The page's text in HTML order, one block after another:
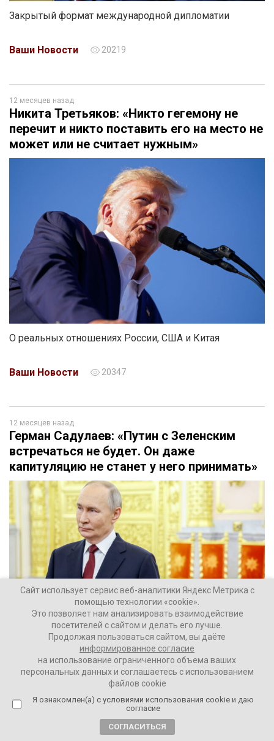
Закрытый формат международной дипломатии
Ваши Новости 20219
12 месяцев назад
Никита Третьяков: «Никто гегемону не
перечит и никто поставить его на место не
может или не считает нужным»
О реальных отношениях России, США и Китая
Ваши Новости 20347
12 месяцев назад
Герман Садулаев: «Путин с Зеленским
встречаться не будет. Он даже
капитуляцию не станет у него принимать»
Вероятность завершения украинского конфликта
Ваши Новости
Сайт использует сервис веб-аналитики Яндекс Метрика с
помощью технологии «cookie».
Это позволяет нам анализировать взаимодействие
посетителей с сайтом и делать его лучше.
Продолжая пользоваться сайтом, вы даёте
информированное согласие
на использование ограниченного объема ваших
персональных данных и соглашаетесь с использованием
файлов cookie
Я ознакомлен(а) с условиями использования cookie и даю
согласие
СОГЛАСИТЬСЯ